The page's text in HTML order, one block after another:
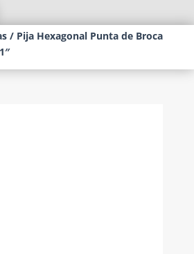
/ Pija Hexagonal Punta de Broca